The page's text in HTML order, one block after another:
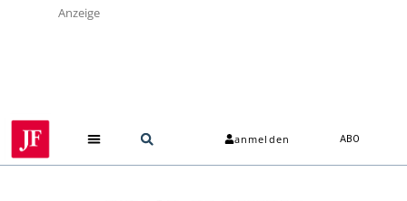
Anzeige
anmelden ABO